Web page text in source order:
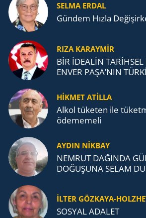
SELMA ERDAL
Gündem Hızla
RIZA KARAYMIR
BİR İDEALİN
ENVER PAŞA’NIN
TEŞKİLATI’NA UZANAN
HİKMET ATİLLA
Alkol tü­ke­ten ile
öde­me­me­li
AYDIN NİKBAY
NEMRUT DAĞINDA
DOĞUŞUNA SELAM
İLTER GÖZKAYA-
SOSYAL ADALET